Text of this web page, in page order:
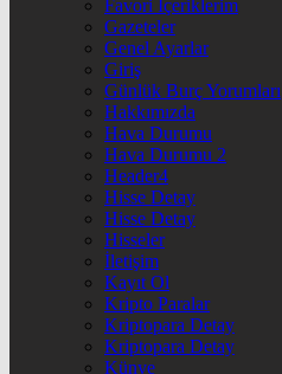
Favori İçeriklerim
Gazeteler
Genel Ayarlar
Giriş
Günlük Burç Yorumları
Hakkımızda
Hava Durumu
Hava Durumu 2
Header4
Hisse Detay
Hisse Detay
Hisseler
İletişim
Kayıt Ol
Kripto Paralar
Kriptopara Detay
Kriptopara Detay
Künye